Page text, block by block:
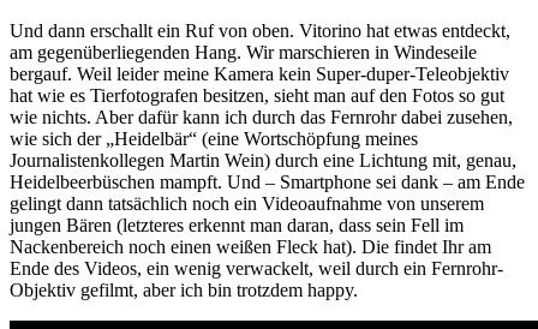
Und dann erschallt ein Ruf von oben. Vitorino hat etwas entdeckt,
am gegenüberliegenden Hang. Wir marschieren in Windeseile
bergauf. Weil leider meine Kamera kein Super-duper-Teleobjektiv
hat wie es Tierfotografen besitzen, sieht man auf den Fotos so gut
wie nichts. Aber dafür kann ich durch das Fernrohr dabei zusehen,
wie sich der „Heidelbär“ (eine Wortschöpfung meines
Journalistenkollegen Martin Wein) durch eine Lichtung mit, genau,
Heidelbeerbüschen mampft. Und – Smartphone sei dank – am Ende
gelingt dann tatsächlich noch ein Videoaufnahme von unserem
jungen Bären (letzteres erkennt man daran, dass sein Fell im
Nackenbereich noch einen weißen Fleck hat). Die findet Ihr am
Ende des Videos, ein wenig verwackelt, weil durch ein Fernrohr-
Objektiv gefilmt, aber ich bin trotzdem happy.